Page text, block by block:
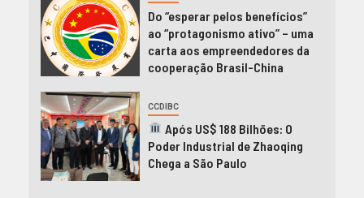
Do “esperar pelos benefícios”
ao “protagonismo ativo” – uma
carta aos empreendedores da
cooperação Brasil-China
CCDIBC
Após US$ 188 Bilhões: O
Poder Industrial de Zhaoqing
Chega a São Paulo